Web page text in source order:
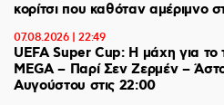
κορίτσι που καθόταν αμέριμνο
07.08.2026 | 22:49
UEFA Super Cup: Η μάχη για το
MEGA – Παρί Σεν Ζερμέν –
Αυγούστου στις 22:00